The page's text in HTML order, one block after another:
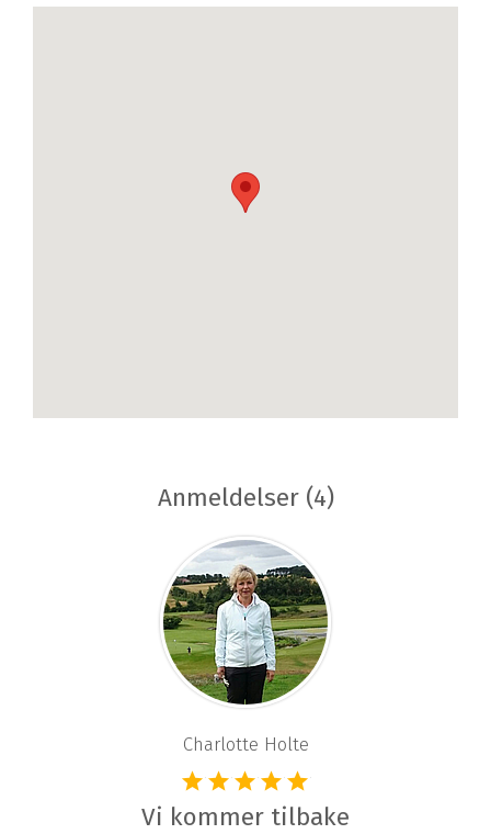
Anmeldelser (4)
Charlotte Holte
Vi kommer tilbake